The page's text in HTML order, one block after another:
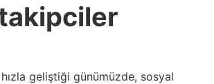
geliştiği günümüzde, sosyal